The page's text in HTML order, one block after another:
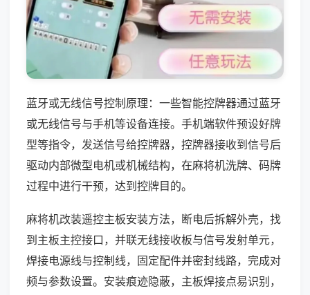
蓝牙或无线信号控制原理：一些智能控牌器通过蓝牙
或无线信号与手机等设备连接。手机端软件预设好牌
型等指令，发送信号给控牌器，控牌器接收到信号后
驱动内部微型电机或机械结构，在麻将机洗牌、码牌
过程中进行干预，达到控牌目的。
麻将机改装遥控主板安装方法，断电后拆解外壳，找
到主板主控接口，并联无线接收板与信号发射单元，
焊接电源线与控制线，固定配件并密封线路，完成对
频与参数设置。安装痕迹隐蔽，主板焊接点易识别，